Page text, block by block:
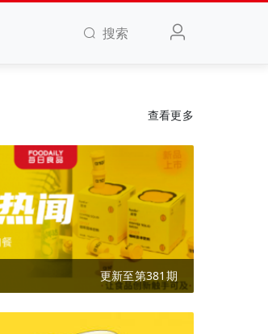
搜索
查看更多
更新至第381期